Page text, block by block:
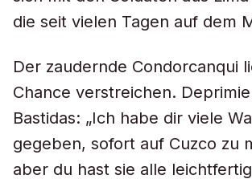
die seit vielen Tagen auf dem
Der zaudernde Condorcanqui
Chance verstreichen.
Bastidas: „Ich habe dir viele
gegeben, sofort auf Cuzco zu
aber du hast sie alle leichtfertig